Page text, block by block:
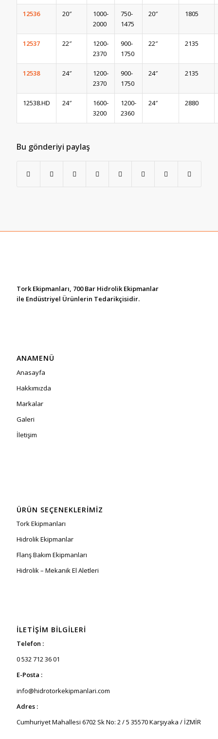
12536 20″
1000-
2000
750-
1475
20″ 1805
12537 22″
1200-
2370
900-
1750
22″ 2135
12538 24″
1200-
2370
900-
1750
24″ 2135
12538.HD 24″
1600-
3200
1200-
2360
24″ 2880
Bu gönderiyi paylaş
Tork Ekipmanları, 700 Bar Hidrolik Ekipmanlar
ile Endüstriyel Ürünlerin Tedarikçisidir.
ANAMENÜ
Anasayfa
Hakkımızda
Markalar
Galeri
İletişim
ÜRÜN SEÇENEKLERIMIZ
Tork Ekipmanları
Hidrolik Ekipmanlar
Flanş Bakım Ekipmanları
Hidrolik – Mekanik El Aletleri
İLETIŞIM BILGILERI
Telefon :
0 532 712 36 01
E-Posta :
info@hidrotorkekipmanlari.com
Adres :
Cumhuriyet Mahallesi 6702 Sk No: 2 / 5 35570 Karşıyaka / İZMİR